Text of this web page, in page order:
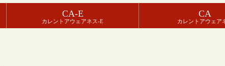
CA-E
カレントアウェアネス-E
CA
カレントアウェア